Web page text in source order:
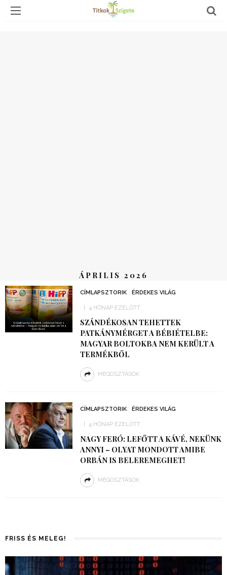
ÁPRILIS 2026
CÍMLAPSZTORIK ÉRDEKES VILÁG
4 HÓNAP EZELŐTT
SZÁNDÉKOSAN TEHETTEK
PATKÁNYMÉRGET A BÉBIÉTELBE:
MAGYAR BOLTOKBA NEM KERÜLT A
TERMÉKBŐL
MEGOSZTÁSOK
CÍMLAPSZTORIK ÉRDEKES VILÁG
4 HÓNAP EZELŐTT
NAGY FERÓ: LEFŐTT A KÁVÉ, NEKÜNK
ANNYI – OLYAT MONDOTT AMIBE
ORBÁN IS BELEREMEGHET!
MEGOSZTÁSOK
FRISS ÉS MELEG!